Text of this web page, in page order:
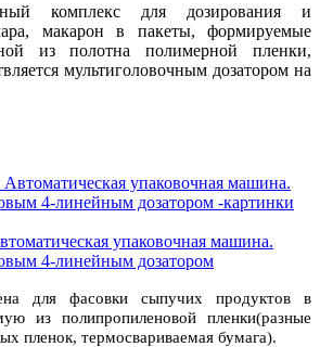
комплекс для дозирования и
макарон в пакеты, формируемые
из полотна полимерной пленки,
мультиголовочным дозатором на
упаковочная машина.
4-линейным дозатором
для фасовки сыпучих продуктов в
из полипропиленовой пленки(разные
пленок, термосвариваемая бумага).